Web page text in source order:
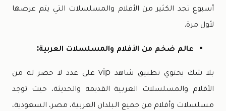
أسبوع تجد الكثير من الأفلام والمسلسلات التي يتم عرضها
لأول مرة.
عالم ضخم من الأفلام والمسلسلات العربية:
بلا شك يحتوي تطبيق شاهد vip على عدد لا حصر له من
الأفلام والمسلسلات العربية القديمة والحديثة، حيث توجد
مسلسلات وأفلام من جميع البلدان العربية، مصر، السعودية،